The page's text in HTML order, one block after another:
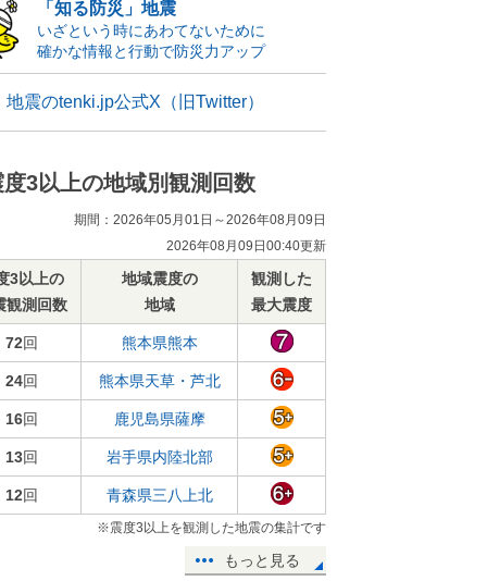
「知る防災」地震
いざという時にあわてないために
確かな情報と行動で防災力アップ
地震のtenki.jp公式X（旧Twitter）
度3以上の地域別観測回数
期間：2026年05月01日～2026年08月09日
2026年08月09日00:40更新
3以上の
観測回数
地域震度の
地域
観測した
最大震度
72回 熊本県熊本
24回 熊本県天草・芦北
16回 鹿児島県薩摩
13回 岩手県内陸北部
12回 青森県三八上北
※震度3以上を観測した地震の集計です
もっと見る